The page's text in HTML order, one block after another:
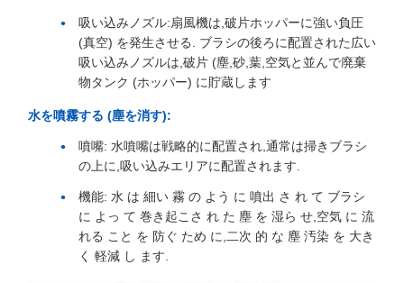
吸い込みノズル:扇風機は,破片ホッパーに強い負圧
(真空) を発生させる. ブラシの後ろに配置された広い
吸い込みノズルは,破片 (塵,砂,葉,空気と並んで廃棄
物タンク (ホッパー) に貯蔵します
水を噴霧する (塵を消す):
噴嘴: 水噴嘴は戦略的に配置され,通常は掃きブラシ
の上に,吸い込みエリアに配置されます.
機能: 水 は 細い 霧 の よう に 噴出 さ れ て ブラシ
に よっ て 巻き起こさ れ た 塵 を 湿ら せ,空気 に 流
れる こと を 防ぐ ため に,二次 的 な 塵 汚染 を 大き
く 軽減 し ます.